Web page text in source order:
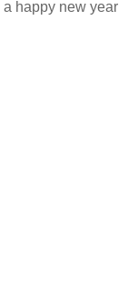
happy new year